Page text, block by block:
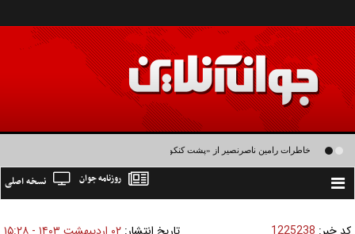
خاطرات رامین ناصرنصیر از «پشت‌ کنکوری‌ها» و رضا داوودنژاد: رضا کودک درون فعالی
Toggle
نسخه اصلی روزنامه جوان